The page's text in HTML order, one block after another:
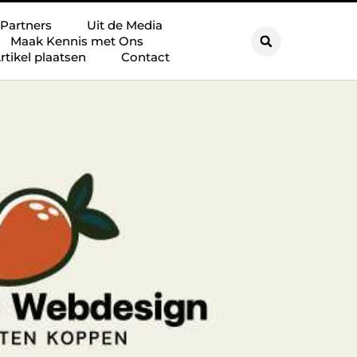
Partners
Uit de Media
Maak Kennis met Ons
plaatsen
Contact